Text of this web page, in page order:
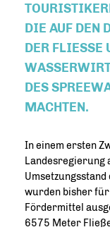
IE AUF DEN
ER FLIESSE
S
CHTEN.
In einem ersten
Landesregierung
Umsetzungsstand
wurden bisher
Fördermittel
6575 Meter